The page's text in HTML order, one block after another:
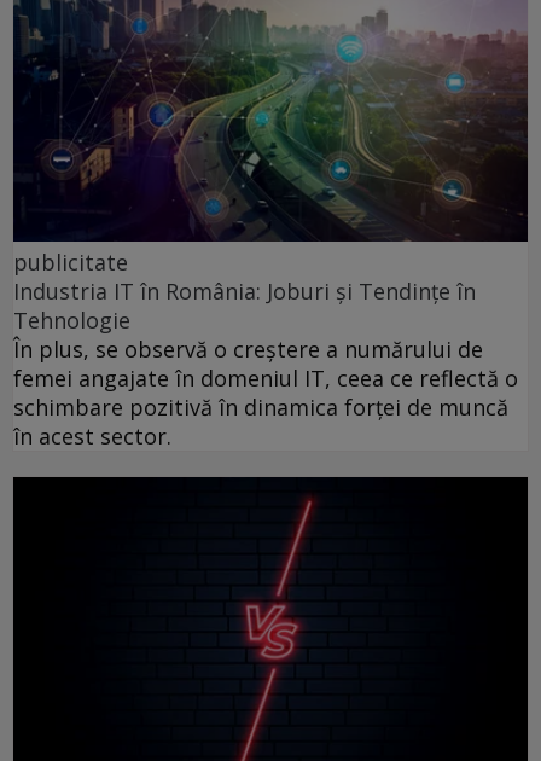
publicitate
Industria IT în România: Joburi și Tendințe în
Tehnologie
În plus, se observă o creștere a numărului de
femei angajate în domeniul IT, ceea ce reflectă o
schimbare pozitivă în dinamica forței de muncă
în acest sector.